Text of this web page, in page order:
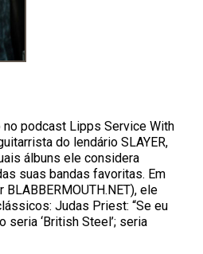
no podcast Lipps Service With
do lendário SLAYER,
álbuns ele considera
suas bandas favoritas. Em
ele
Judas Priest: “Se eu
‘British Steel’; seria